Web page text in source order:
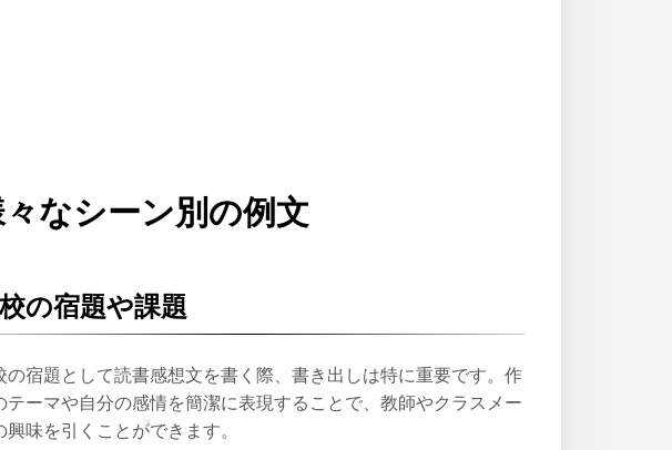
なシーン別の例文
の宿題や課題
の宿題として読書感想文を書く際、書き出しは特に重要です。作
テーマや自分の感情を簡潔に表現することで、教師やクラスメー
興味を引くことができます。